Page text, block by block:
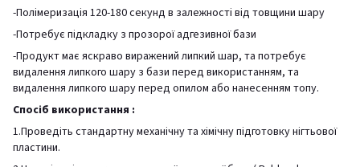
-Полімеризація 120-180 секунд в залежності від товщини шару
-Потребує підкладку з прозорої адгезивної бази
-Продукт має яскраво виражений липкий шар, та потребує
видалення липкого шару з бази перед використанням, та
видалення липкого шару перед опилом або нанесенням топу.
Спосіб використання :
1.Проведіть стандартну механічну та хімічну підготовку нігтьової
пластини.